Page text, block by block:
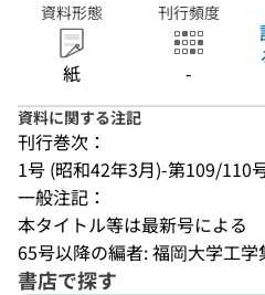
資料形態
紙
刊行頻度
-
資料に関する注記
刊行巻次：
1号 (昭和42年3月)-第109/110
一般注記：
本タイトル等は最新号による
65号以降の編者: 福岡大学工
書店で探す